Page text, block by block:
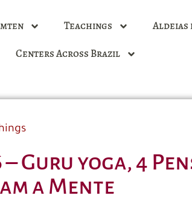
Teachings
Aldeias
Centers Across Brazil
Guru yoga, 4
a Mente